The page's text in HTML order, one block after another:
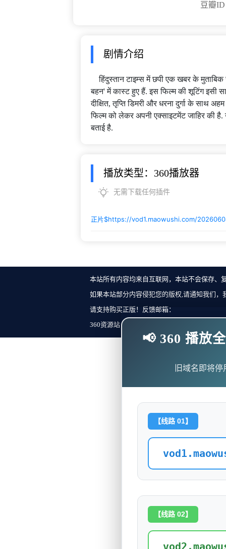
豆瓣
剧情介绍
हिंदुस्तान टाइम्स में छपी एक खबर के मुताबिक
बहन' में कास्ट हुए हैं. इस फिल्म की शूटिंग इसी
दीक्षित, तृप्ति डिमरी और धरना दुर्गा के साथ
फिल्म को लेकर अपनी एक्साइटमेंट जाहिर की है.
बताई है.
播放类型：360播放器
无需下载任何插件
正片$https://vod1.maowushi.com/
本站所有内容均来自互联网，本站不会保存、
如果本站部分内容侵犯您的版权,请通知我们
请支持购买正版！反馈邮箱：
360资源站 Copyright ©2018-2023 All Rights
📢 360 播放
旧域名即将
【线路 01】
【线路 02】